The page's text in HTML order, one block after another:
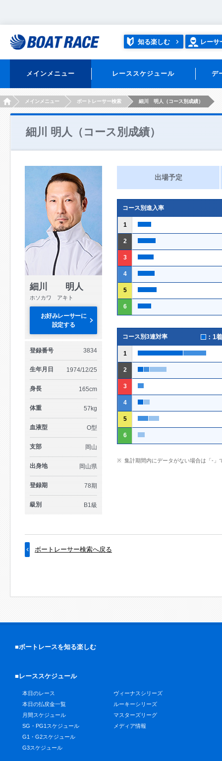
知る楽しむ レーサ
メインメニュー レーススケジュール デ
HOMEメインメニュー ボートレーサー検索 細川 明人（コース別成績）
細川 明人（コース別成績）
細川 明人
ホソカワ アキト
お好みレーサーに
設定する
登録番号 3834
生年月日 1974/12/25
身長 165cm
体重 57kg
血液型 O型
支部 岡山
出身地 岡山県
登録期 78期
級別 B1級
出場予定
コース別進入率
1
2
3
4
5
6
コース別3連対率 ：1
1
2
3
4
5
6
集計期間内にデータがない場合は「-」
ボートレーサー検索へ戻る
■ボートレースを知る楽しむ
■レーススケジュール
本日のレース
本日の払戻金一覧
月間スケジュール
SG・PG1スケジュール
G1・G2スケジュール
G3スケジュール
ヴィーナスシリーズ
ルーキーシリーズ
マスターズリーグ
メディア情報